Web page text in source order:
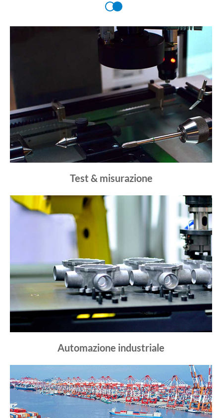
Test & misurazione
Automazione industriale